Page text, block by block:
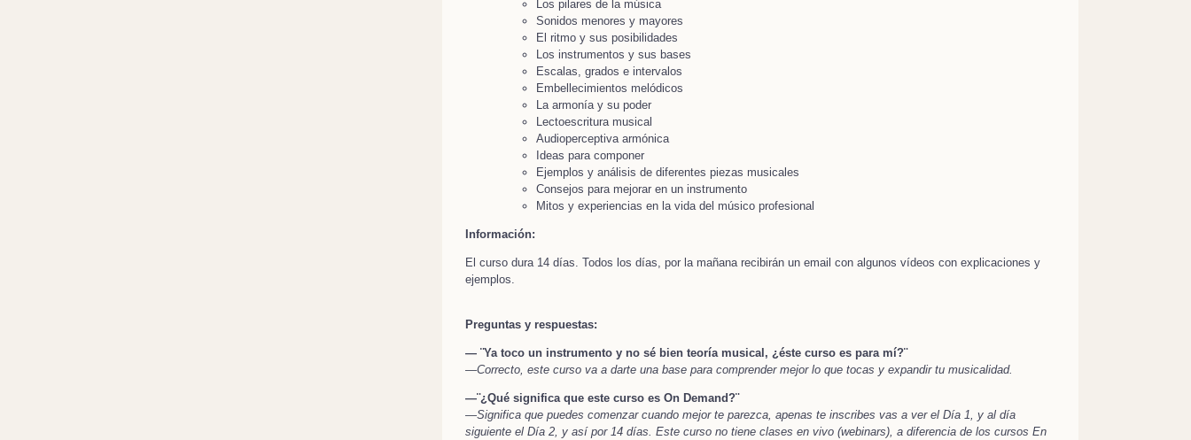
Los pilares de la música
Sonidos menores y mayores
El ritmo y sus posibilidades
Los instrumentos y sus bases
Escalas, grados e intervalos
Embellecimientos melódicos
La armonía y su poder
Lectoescritura musical
Audioperceptiva armónica
Ideas para componer
Ejemplos y análisis de diferentes piezas musicales
Consejos para mejorar en un instrumento
Mitos y experiencias en la vida del músico profesional
Información:
El curso dura 14 días. Todos los días, por la mañana recibirán un email con algunos vídeos con explicaciones y
ejemplos.
Preguntas y respuestas:
— ¨Ya toco un instrumento y no sé bien teoría musical, ¿éste curso es para mí?¨
—Correcto, este curso va a darte una base para comprender mejor lo que tocas y expandir tu musicalidad.
—¨¿Qué significa que este curso es On Demand?¨
—Significa que puedes comenzar cuando mejor te parezca, apenas te inscribes vas a ver el Día 1, y al día
siguiente el Día 2, y así por 14 días. Este curso no tiene clases en vivo (webinars), a diferencia de los cursos En